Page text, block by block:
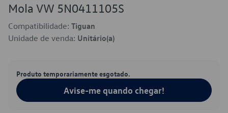
Mola VW 5N0411105S
Compatibilidade: Tiguan
Unidade de venda: Unitário(a)
Produto temporariamente esgotado.
Avise-me quando chegar!